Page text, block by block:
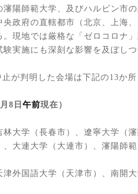
陽師範大学、及びハルビン市
政府の直轄都市（北京、上海
現地では厳格な「ゼロコロナ
実施にも深刻な影響を及ぼしつ
止が判明した会場は下記の13か所
月 8 日 午前現在）
林大学（長春市）、遼寧大学（
、大連大学（大連市）、瀋陽師
津外国語大学（天津市）、南開大